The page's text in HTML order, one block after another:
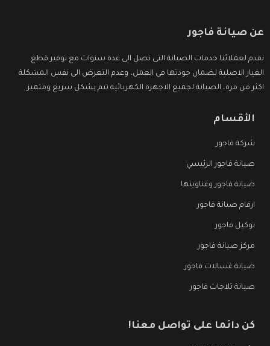
عن صيانة فاجور
نقدم لعملائنا خدمات الصيانة التى تصل الى عدة سنوات مع توفير قطع
الغيار الاصلية لضمان جودتها فى العمل، وعدم التعرض الى نفس المشكلة
اكثر من مرة، الصيانة لجميع الاجهزة الكهربائية تتم بشكل سريع ومتميز.
الأقسام
شركة فاجور
صيانة فاجور الرئيسي
صيانة فاجور وعناوينها
ارقام صيانة فاجور
توكيل فاجور
مركز صيانة فاجور
صيانة غسالات فاجور
صيانة ثلاجات فاجور
كن دائما على تواصل معنا!